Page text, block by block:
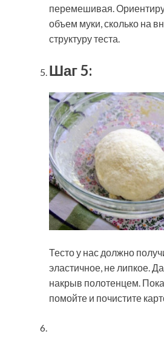
перемешивая.
объем муки, сколько на
структуру теста.
Шаг 5:
Тесто у нас должно
эластичное, не липкое.
накрыв полотенцем.
помойте и почистите